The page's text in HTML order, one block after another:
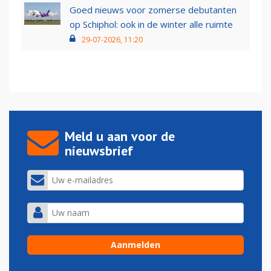
Goed nieuws voor zomerse debutanten
op Schiphol: ook in de winter alle ruimte
29-07-2026, 11:20
Meld u aan voor de
nieuwsbrief